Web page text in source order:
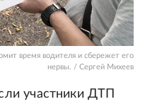
время водителя и сбережет его
нервы. / Сергей Михеев
участники ДТП